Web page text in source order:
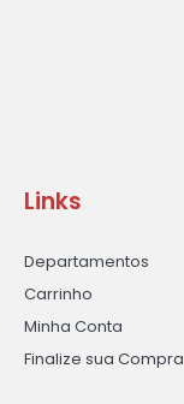
Links
Departamentos
Carrinho
Minha Conta
Finalize sua Compra